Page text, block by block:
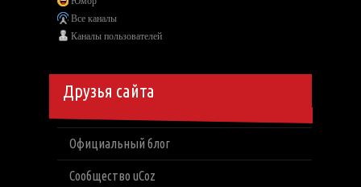
Все каналы
Каналы пользователей
Друзья сайта
Официальный блог
Сообщество uCoz